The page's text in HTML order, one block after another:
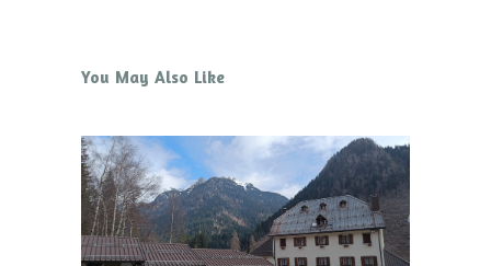
You May Also Like